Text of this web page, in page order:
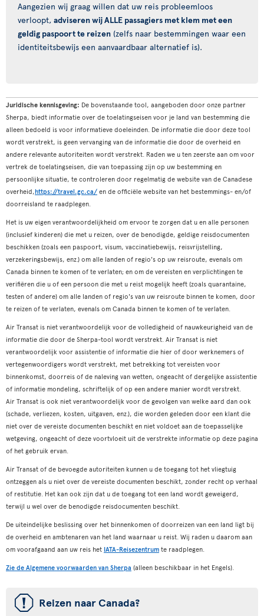
Aangezien wij graag willen dat uw reis probleemloos
verloopt, adviseren wij ALLE passagiers met klem met een
geldig paspoort te reizen (zelfs naar bestemmingen waar een
identiteitsbewijs een aanvaardbaar alternatief is).
Juridische kennisgeving: De bovenstaande tool, aangeboden door onze partner
Sherpa, biedt informatie over de toelatingseisen voor je land van bestemming die
alleen bedoeld is voor informatieve doeleinden. De informatie die door deze tool
wordt verstrekt, is geen vervanging van de informatie die door de overheid en
andere relevante autoriteiten wordt verstrekt. Raden we u ten zeerste aan om voor
vertrek de toelatingseisen, die van toepassing zijn op uw bestemming en
persoonlijke situatie, te controleren door regelmatig de website van de Canadese
overheid,https://travel.gc.ca/ en de officiële website van het bestemmings- en/of
doorreisland te raadplegen.
Het is uw eigen verantwoordelijkheid om ervoor te zorgen dat u en alle personen
(inclusief kinderen) die met u reizen, over de benodigde, geldige reisdocumenten
beschikken (zoals een paspoort, visum, vaccinatiebewijs, reisvrijstelling,
verzekeringsbewijs, enz.) om alle landen of regio's op uw reisroute, evenals om
Canada binnen te komen of te verlaten; en om de vereisten en verplichtingen te
verifiëren die u of een persoon die met u reist mogelijk heeft (zoals quarantaine,
testen of andere) om alle landen of regio's van uw reisroute binnen te komen, door
te reizen of te verlaten, evenals om Canada binnen te komen of te verlaten.
Air Transat is niet verantwoordelijk voor de volledigheid of nauwkeurigheid van de
informatie die door de Sherpa-tool wordt verstrekt. Air Transat is niet
verantwoordelijk voor assistentie of informatie die hier of door werknemers of
vertegenwoordigers wordt verstrekt, met betrekking tot vereisten voor
binnenkomst, doorreis of de naleving van wetten, ongeacht of dergelijke assistentie
of informatie mondeling, schriftelijk of op een andere manier wordt verstrekt.
Air Transat is ook niet verantwoordelijk voor de gevolgen van welke aard dan ook
(schade, verliezen, kosten, uitgaven, enz.), die worden geleden door een klant die
niet over de vereiste documenten beschikt en niet voldoet aan de toepasselijke
wetgeving, ongeacht of deze voortvloeit uit de verstrekte informatie op deze pagina
of het gebruik ervan.
Air Transat of de bevoegde autoriteiten kunnen u de toegang tot het vliegtuig
ontzeggen als u niet over de vereiste documenten beschikt, zonder recht op verhaal
of restitutie. Het kan ook zijn dat u de toegang tot een land wordt geweigerd,
terwijl u wel over de benodigde reisdocumenten beschikt.
De uiteindelijke beslissing over het binnenkomen of doorreizen van een land ligt bij
de overheid en ambtenaren van het land waarnaar u reist. Wij raden u daarom aan
om voorafgaand aan uw reis het IATA-Reisezentrum te raadplegen.
Zie de Algemene voorwaarden van Sherpa (alleen beschikbaar in het Engels).
ü Reizen naar Canada?